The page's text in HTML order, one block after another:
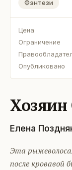
Фэнтези
Цена
Ограничение
Опубликовано
Хозяин
Елена
Эта
после кровавой